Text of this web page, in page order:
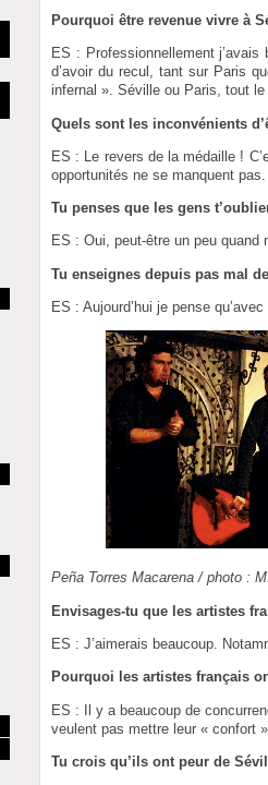
Pourquoi être revenue vivre à
ES : Professionnellement
d’avoir du recul, tant sur Paris
infernal ». Séville ou Paris, tout
Quels sont les inconvénients
ES : Le revers de la médaille !
opportunités ne se manquent pas.
Tu penses que les gens
ES : Oui, peut-être un peu quand
Tu enseignes depuis pas mal
ES : Aujourd’hui je pense
Peña Torres Macarena / photo :
Envisages-tu que les artistes
ES : J’aimerais beaucoup.
Pourquoi les artistes français
ES : Il y a beaucoup de
veulent pas mettre leur « confort »
Tu crois qu’ils ont peur de